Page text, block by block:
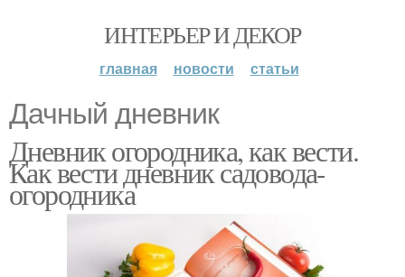
ИНТЕРЬЕР И ДЕКОР
главная новости статьи
Дачный дневник
Дневник огородника, как вести.
Как вести дневник садовода-
огородника